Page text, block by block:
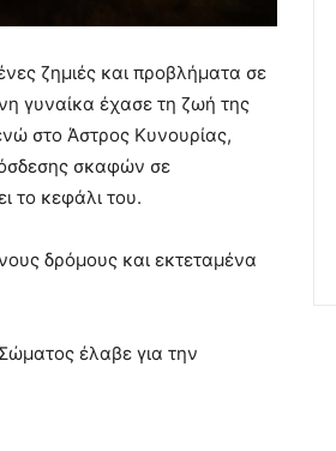
ζημιές και προβλήματα σε
γυναίκα έχασε τη ζωή της
στο Άστρος Κυνουρίας,
σκαφών σε
το κεφάλι του.
δρόμους και εκτεταμένα
έλαβε για την